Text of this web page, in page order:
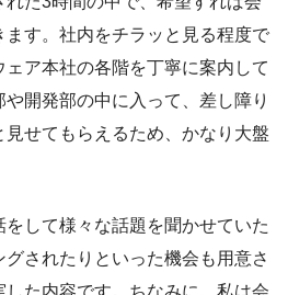
す。社内をチラッと見る程度で
ア本社の各階を丁寧に案内して
開発部の中に入って、差し障り
せてもらえるため、かなり大盤
して様々な話題を聞かせていた
されたりといった機会も用意さ
た内容です。ちなみに、私は会